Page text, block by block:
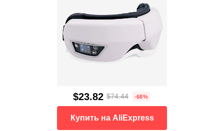
$23.82 $74.44 -68%
Купить на AliExpress